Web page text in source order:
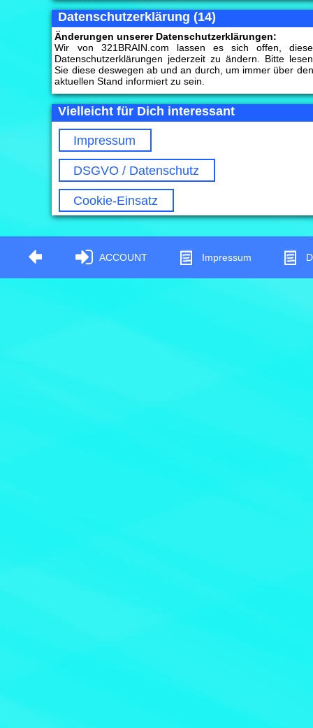
Datenschutzerklärung (14)
Änderungen unserer Datenschutzerklärungen:
Wir von 321BRAIN.com lassen es sich offen, diese
Datenschutzerklärungen jederzeit zu ändern. Bitte lesen
Sie diese deswegen ab und an durch, um immer über den
aktuellen Stand informiert zu sein.
Vielleicht für Dich interessant
Impressum
DSGVO / Datenschutz
Cookie-Einsatz
ACCOUNT Impressum